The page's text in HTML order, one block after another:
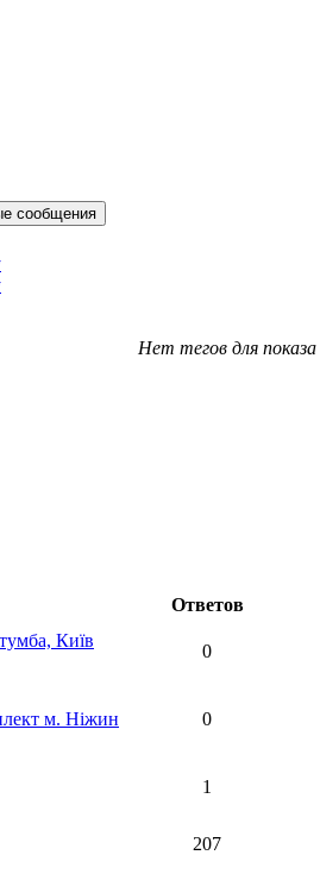
Нет тегов для показа
Ответов
Київ
0
м. Ніжин 0
1
207